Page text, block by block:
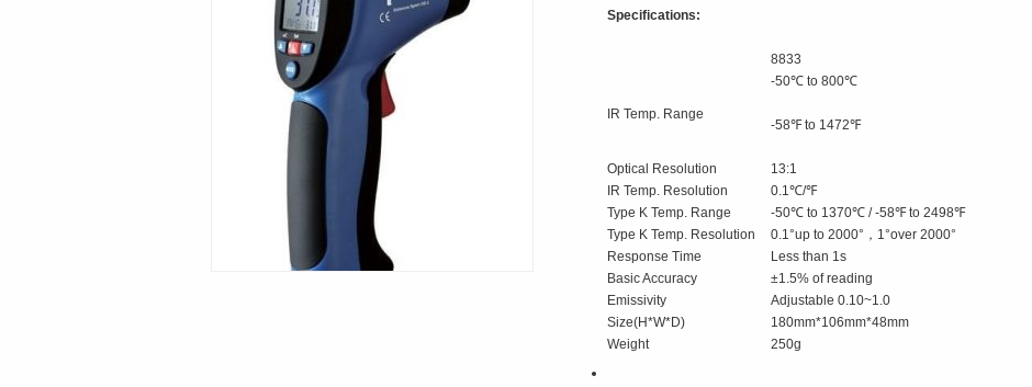
Specifications:
8833
IR Temp. Range
-50℃ to 800℃
-58℉ to 1472℉
Optical Resolution
13:1
IR Temp. Resolution
0.1℃/℉
Type K Temp. Range
-50℃ to 1370℃ / -58℉ to 2498℉
Type K Temp. Resolution
0.1°up to 2000°，1°over 2000°
Response Time
Less than 1s
Basic Accuracy
±1.5% of reading
Emissivity
Adjustable 0.10~1.0
Size(H*W*D)
180mm*106mm*48mm
Weight
250g